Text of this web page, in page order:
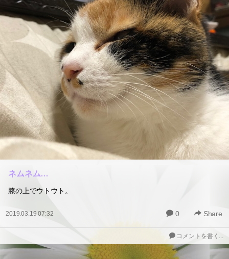
ネムネム…
膝の上でウトウト。
2019.03.19 07:32 0 Share
コメントを書く...